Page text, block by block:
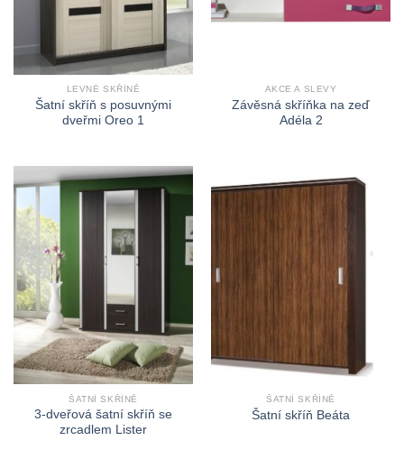
LEVNÉ SKŘÍNĚ
Šatní skříň s posuvnými
dveřmi Oreo 1
AKCE A SLEVY
Závěsná skříňka na zeď
Adéla 2
ŠATNÍ SKŘÍNĚ
3-dveřová šatní skříň se
zrcadlem Lister
ŠATNÍ SKŘÍNĚ
Šatní skříň Beáta